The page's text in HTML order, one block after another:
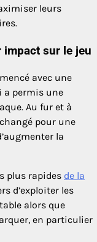
leurs
impact sur le jeu
avec une
a permis une
Au fur et à
pour une
la
plus rapides de la
d’exploiter les
alors que
en particulier